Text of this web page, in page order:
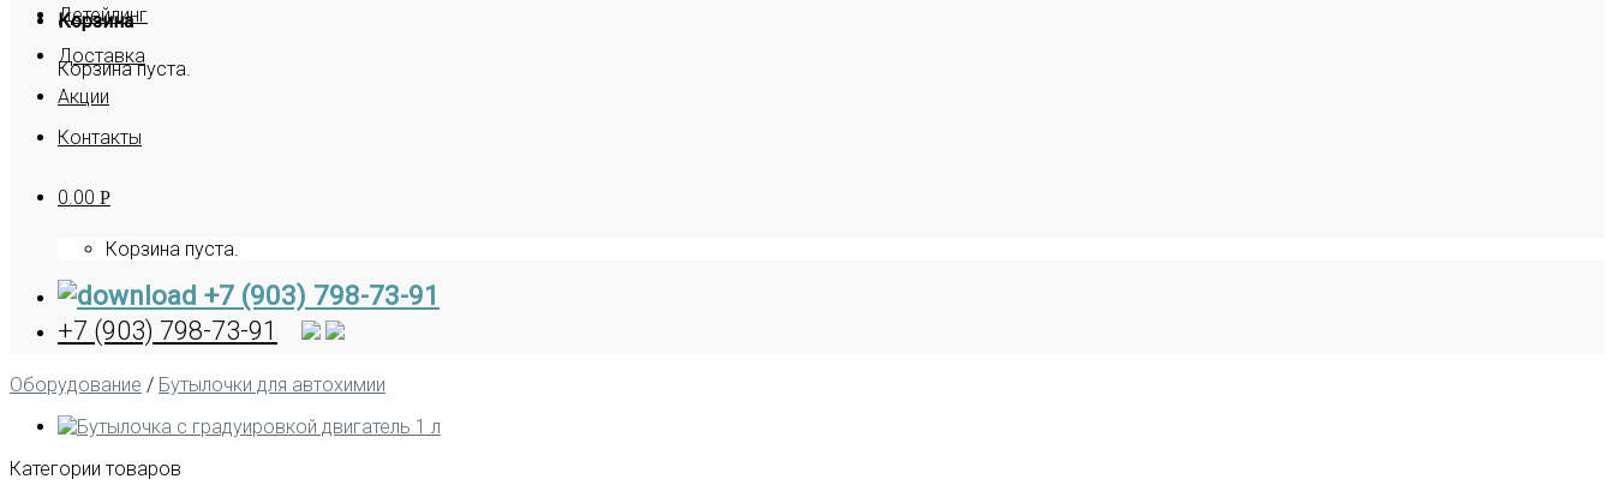
Корзина
Корзина пуста.
Детейлинг
Доставка
Акции
Контакты
0.00 Р
Корзина пуста.
+7 (903) 798-73-91
+7 (903) 798-73-91
Оборудование / Бутылочки для автохимии
Категории товаров